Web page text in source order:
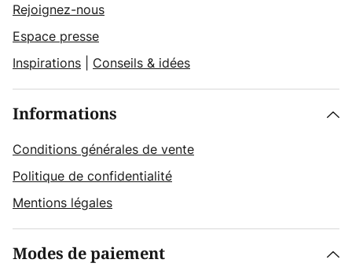
Rejoignez-nous
Espace presse
Inspirations
Conseils & idées
Informations
Conditions générales de vente
Politique de confidentialité
Mentions légales
Modes de paiement